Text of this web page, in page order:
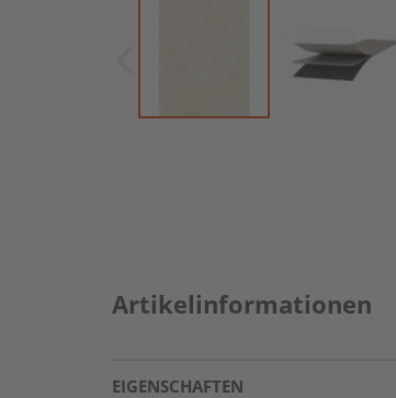
Artikelinformationen
EIGENSCHAFTEN